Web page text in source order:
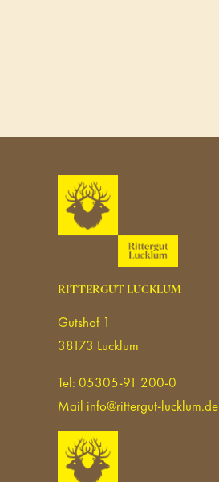
RITTERGUT LUCKLUM
Gutshof 1
38173 Lucklum
Tel: 05305-91 200-0
Mail info@rittergut-lucklum.de